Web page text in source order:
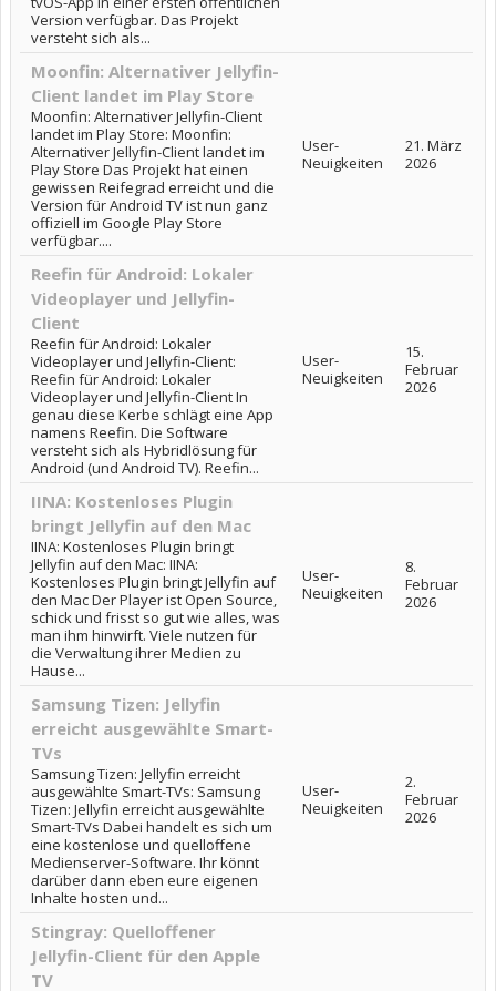
Version verfügbar. Das Projekt
versteht sich als...
Moonfin: Alternativer Jellyfin-
Client landet im Play Store
Moonfin: Alternativer Jellyfin-Client
landet im Play Store: Moonfin:
Alternativer Jellyfin-Client landet im
Play Store Das Projekt hat einen
gewissen Reifegrad erreicht und die
Version für Android TV ist nun ganz
offiziell im Google Play Store
verfügbar....
User-
Neuigkeiten
21. März
2026
Reefin für Android: Lokaler
Videoplayer und Jellyfin-
Client
Reefin für Android: Lokaler
Videoplayer und Jellyfin-Client:
Reefin für Android: Lokaler
Videoplayer und Jellyfin-Client In
genau diese Kerbe schlägt eine App
namens Reefin. Die Software
versteht sich als Hybridlösung für
Android (und Android TV). Reefin...
User-
Neuigkeiten
15.
Februar
2026
IINA: Kostenloses Plugin
bringt Jellyfin auf den Mac
IINA: Kostenloses Plugin bringt
Jellyfin auf den Mac: IINA:
Kostenloses Plugin bringt Jellyfin auf
den Mac Der Player ist Open Source,
schick und frisst so gut wie alles, was
man ihm hinwirft. Viele nutzen für
die Verwaltung ihrer Medien zu
Hause...
User-
Neuigkeiten
8.
Februar
2026
Samsung Tizen: Jellyfin
erreicht ausgewählte Smart-
TVs
Samsung Tizen: Jellyfin erreicht
ausgewählte Smart-TVs: Samsung
Tizen: Jellyfin erreicht ausgewählte
Smart-TVs Dabei handelt es sich um
eine kostenlose und quelloffene
Medienserver-Software. Ihr könnt
darüber dann eben eure eigenen
Inhalte hosten und...
User-
Neuigkeiten
2.
Februar
2026
Stingray: Quelloffener
Jellyfin-Client für den Apple
TV